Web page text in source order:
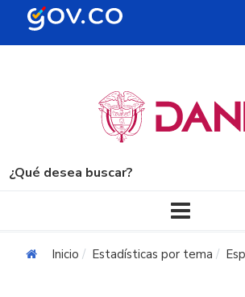
¿Qué desea buscar?
Inicio Estadísticas por tema